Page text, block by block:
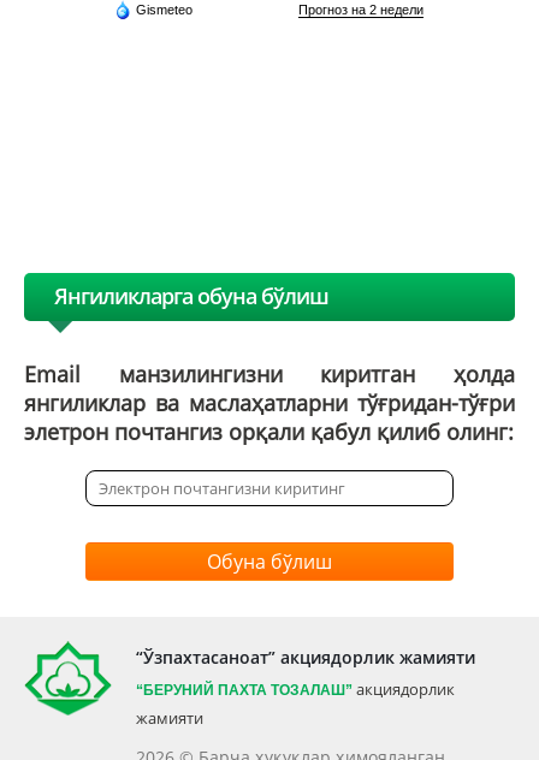
Gismeteo Прогноз на 2 недели
Янгиликларга обуна бўлиш
Email манзилингизни киритган ҳолда
янгиликлар ва маслаҳатларни тўғридан-тўғри
элетрон почтангиз орқали қабул қилиб олинг:
Обуна бўлиш
“Ўзпахтасаноат” акциядорлик жамияти
“БЕРУНИЙ ПАХТА ТОЗАЛАШ” акциядорлик
жамияти